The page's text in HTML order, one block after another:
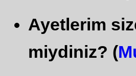
Ayetlerim
miydiniz? (